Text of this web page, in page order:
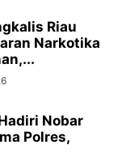
Riau
Narkotika
Nobar
Polres,